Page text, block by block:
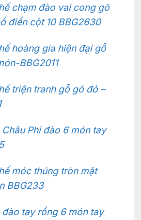
chạm đào vai cong gõ
điển cột 10 BBG2630
hoàng gia hiện đại gỗ
BBG2011
triện tranh gỗ gõ đỏ –
Phi đào 6 món tay
móc thúng tròn mặt
BBG233
tay rồng 6 món tay